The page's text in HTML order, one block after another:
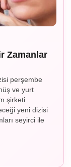
Zamanlar
perşembe
ve yurt
şirketi
yeni dizisi
seyirci ile